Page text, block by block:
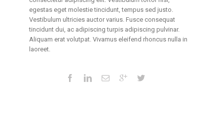
egestas eget molestie tincidunt, tempus sed justo.
Vestibulum ultricies auctor varius. Fusce consequat
tincidunt dui, ac adipiscing turpis adipiscing pulvinar.
Aliquam erat volutpat. Vivamus eleifend rhoncus nulla in
laoreet.